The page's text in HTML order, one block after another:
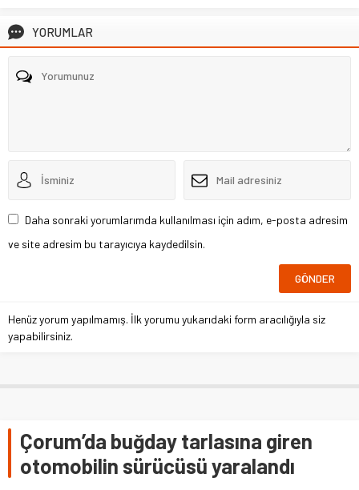
YORUMLAR
Daha sonraki yorumlarımda kullanılması için adım, e-posta adresim
ve site adresim bu tarayıcıya kaydedilsin.
Henüz yorum yapılmamış. İlk yorumu yukarıdaki form aracılığıyla siz
yapabilirsiniz.
Çorum’da buğday tarlasına giren
otomobilin sürücüsü yaralandı